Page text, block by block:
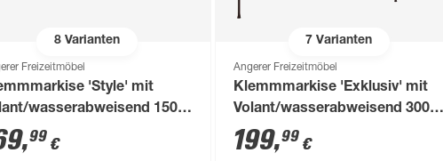
8Varianten
Freizeitmöbel
'Style' mit
wasserabweisend 150 x
cm
,99 €
7 Varianten
Angerer Freizeitmöbel
Klemmmarkise 'Exklusiv' mit
Volant/wasserabweisend 300 x
150 cm
199,99€